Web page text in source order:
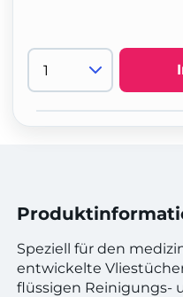
Speziell für den
entwickelte
flüssigen Reinigungs-